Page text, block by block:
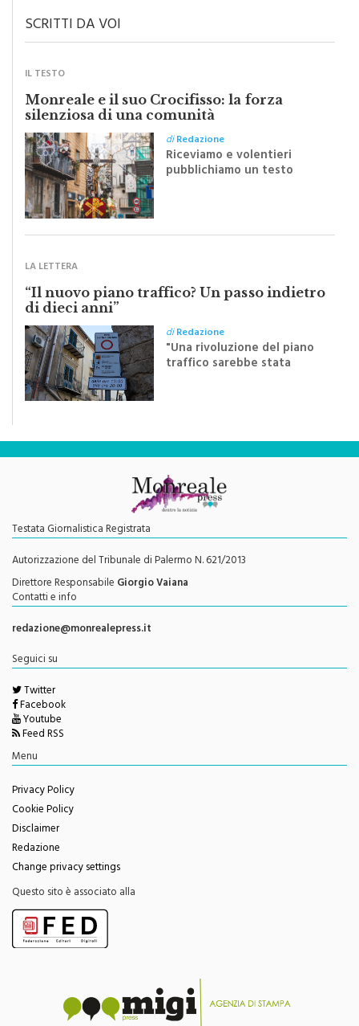
Monreale e il suo Crocifisso: la forza
silenziosa di una comunità
diRedazione
Riceviamo e volentieri
pubblichiamo un testo
inviato dalla scrittrice
monrealese Mariella
“Il nuovo piano traffico? Un passo indietro
di dieci anni”
"Una rivoluzione del piano
traffico sarebbe stata
efficace se preceduta da
una rivoluzione culturale"
Testata Giornalistica Registrata
Autorizzazione del Tribunale di Palermo N. 621/2013
Direttore ResponsabileGiorgio Vaiana
Contatti e info
redazione@monrealepress.it
Twitter
Facebook
Youtube
Feed RSS
Menu
Privacy Policy
Cookie Policy
Disclaimer
Redazione
Change privacy settings
Questo sito è associato alla